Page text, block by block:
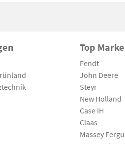
Top
Fendt
John Deere
Steyr
New Holland
Case IH
Claas
Massey